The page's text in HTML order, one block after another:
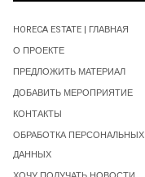
HORECA ESTATE | ГЛАВНАЯ
О ПРОЕКТЕ
ПРЕДЛОЖИТЬ МАТЕРИАЛ
ДОБАВИТЬ МЕРОПРИЯТИЕ
КОНТАКТЫ
ОБРАБОТКА ПЕРСОНАЛЬНЫХ
ДАННЫХ